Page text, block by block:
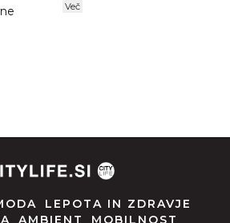
Več
LEPOTA IN ZDRAVJE
AMBIENT MOBILNOST